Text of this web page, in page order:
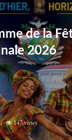
de la
2026
147 views